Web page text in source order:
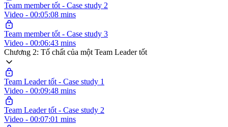
Team member tốt - Case study 2
Video - 00:05:08 mins
Team member tốt - Case study 3
Video - 00:06:43 mins
Chương 2: Tố chất của một Team Leader tốt
Team Leader tốt - Case study 1
Video - 00:09:48 mins
Team Leader tốt - Case study 2
Video - 00:07:01 mins